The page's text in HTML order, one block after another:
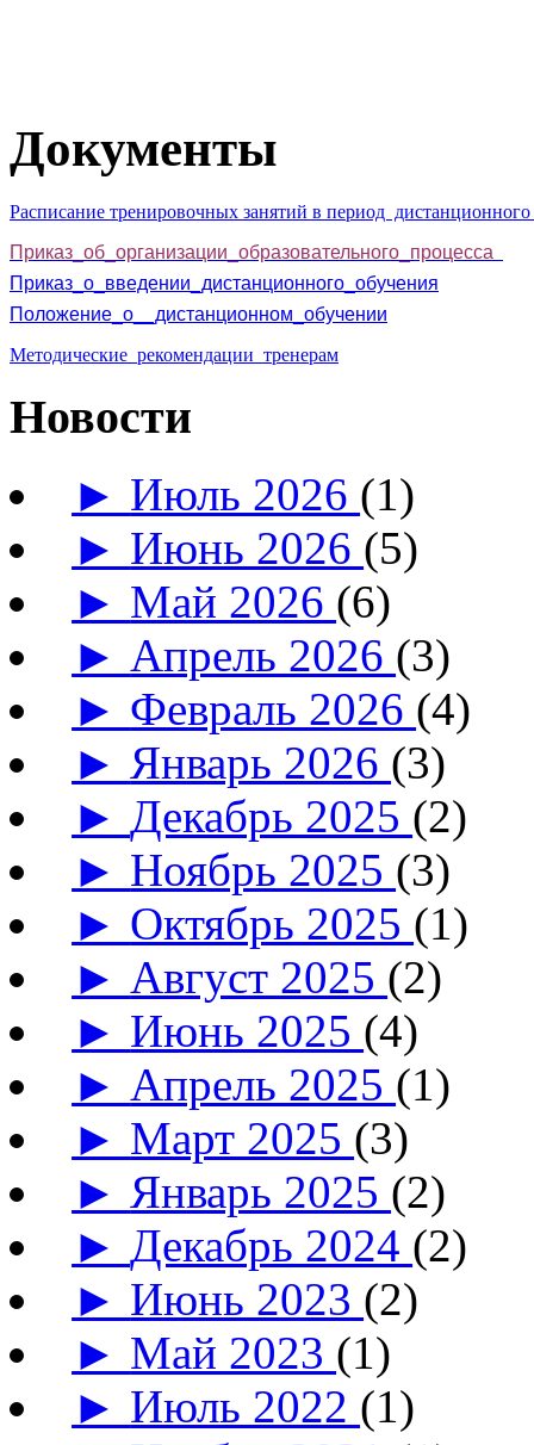
Документы
Расписание тренировочных занятий в период
Приказ_об_организации_образовательного_процесса
Приказ_о_введении_дистанционного_обучения
Положение_о__дистанционном_обучении
Методические_рекомендации_тренерам
Новости
► Июль 2026 (1)
► Июнь 2026 (5)
► Май 2026 (6)
► Апрель 2026 (3)
► Февраль 2026 (4)
► Январь 2026 (3)
►Декабрь 2025 (2)
► Ноябрь 2025 (3)
► Октябрь 2025 (1)
► Август 2025 (2)
► Июнь 2025 (4)
► Апрель 2025 (1)
► Март 2025 (3)
► Январь 2025 (2)
►Декабрь 2024 (2)
► Июнь 2023 (2)
► Май 2023 (1)
► Июль 2022 (1)